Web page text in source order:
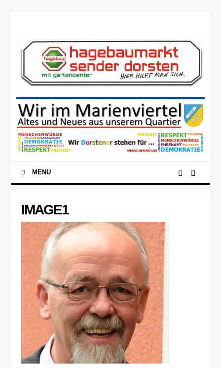
MENU
IMAGE1